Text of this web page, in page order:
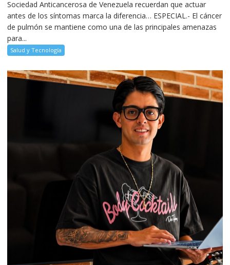
Sociedad Anticancerosa de Venezuela recuerdan que actuar
antes de los síntomas marca la diferencia… ESPECIAL.- El cáncer
de pulmón se mantiene como una de las principales amenazas
para...
Salud y Tecnología